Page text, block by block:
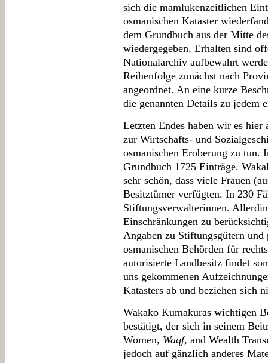
sich die mamlukenzeitlichen
osmanischen Kataster
dem Grundbuch aus der Mitte
wiedergegeben. Erhalten sind
Nationalarchiv aufbewahrt
Reihenfolge zunächst nach
angeordnet. An eine kurze
die genannten Details zu jedem
Letzten Endes haben wir es hier
zur Wirtschafts- und
osmanischen Eroberung zu tun.
Grundbuch 1725 Einträge.
sehr schön, dass viele Frauen
Besitztümer verfügten. In 230
Stiftungsverwalterinnen.
Einschränkungen zu
Angaben zu Stiftungsgütern
osmanischen Behörden für
autorisierte Landbesitz findet
uns gekommenen
Katasters ab und beziehen sich
Wakako Kumakuras wichtigen
bestätigt, der sich in seinem
Women, Waqf, and Wealth
jedoch auf gänzlich anderes